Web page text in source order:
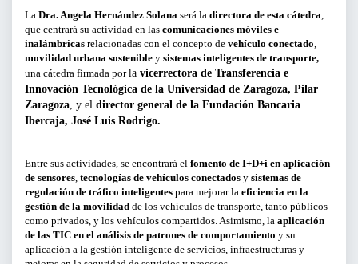
PARA PROFESIONALES
PARA PYMES
TIPO DE CONTENIDO:
CONFERENCIAS Y MESAS REDONDAS
CURSOS Y TALLERES
PRESENTACIONES
La Dra. Angela Hernández Solana será la directora de esta cátedra
que centrará su actividad en las comunicaciones móviles e
inalámbricas relacionadas con el concepto de vehículo conectado
movilidad urbana sostenible y sistemas inteligentes de transporte,
una cátedra firmada por la vicerrectora de Transferencia e
Innovación Tecnológica de la Universidad de Zaragoza, Pilar
Zaragoza , y el director general de la Fundación Bancaria
Ibercaja, José Luis Rodrigo.
Entre sus actividades, se encontrará el fomento de I+D+i en aplicación
de sensores tecnologías de vehículos conectados y sistemas de
regulación de tráfico inteligentes para mejorar la eficiencia en la
gestión de la movilidad de los vehículos de transporte, tanto públicos
como privados, y los vehículos compartidos. Asimismo, la aplicación
de las TIC en el análisis de patrones de comportamiento y su
aplicación a la gestión inteligente de servicios, infraestructuras y